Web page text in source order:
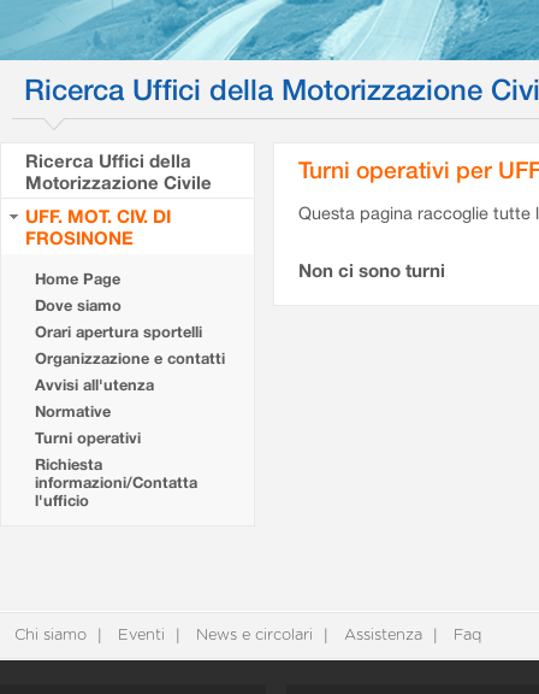
Ricerca Uffici della Motorizzazione
Ricerca Uffici della
Motorizzazione Civile
UFF. MOT. CIV. DI
FROSINONE
Home Page
Dove siamo
Orari apertura sportelli
Organizzazione e contatti
Avvisi all'utenza
Normative
Turni operativi
Richiesta
informazioni/Contatta
l'ufficio
Turni operativi per
Questa pagina raccoglie tutte
Non ci sono turni
Chi siamo Eventi News e circolari Assistenza Faq